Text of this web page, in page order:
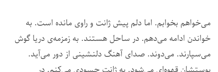
می‌خواهم بخوابم. اما دلم پیش ژانت و راوی مانده است. به
خواندن ادامه می‌دهم. در ساحل هستند. به زمزمه‌ی دریا گوش
می‌سپارند. می‌دوند. صدای آهنگ دلنشینی از دور می‌آید.